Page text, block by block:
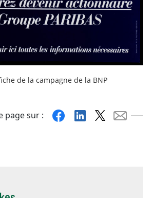
de la campagne de la BNP
page sur : FacebookLinkedin Mail